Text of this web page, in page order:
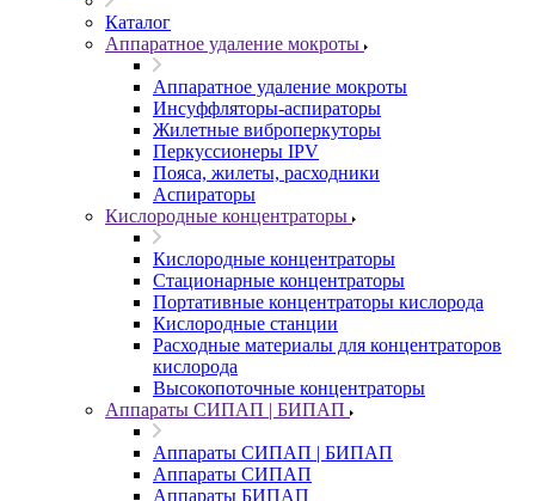
Каталог
Аппаратное удаление мокроты
Аппаратное удаление мокроты
Инсуффляторы-аспираторы
Жилетные виброперкуторы
Перкуссионеры IPV
Пояса, жилеты, расходники
Аспираторы
Кислородные концентраторы
Кислородные концентраторы
Стационарные концентраторы
Портативные концентраторы кислорода
Кислородные станции
Расходные материалы для концентраторов
кислорода
Высокопоточные концентраторы
Аппараты СИПАП | БИПАП
Аппараты СИПАП | БИПАП
Аппараты СИПАП
Аппараты БИПАП